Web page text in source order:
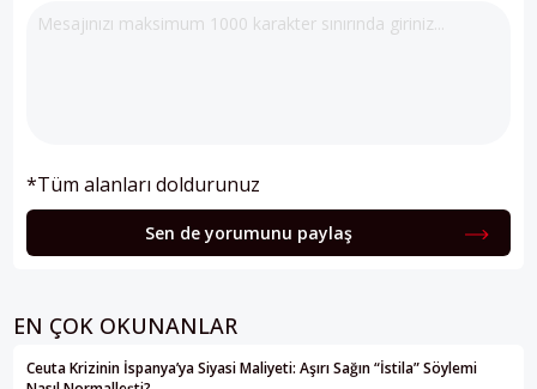
*Tüm alanları doldurunuz
Sen de yorumunu paylaş
EN ÇOK OKUNANLAR
Ceuta Krizinin İspanya’ya Siyasi Maliyeti: Aşırı Sağın “İstila” Söylemi